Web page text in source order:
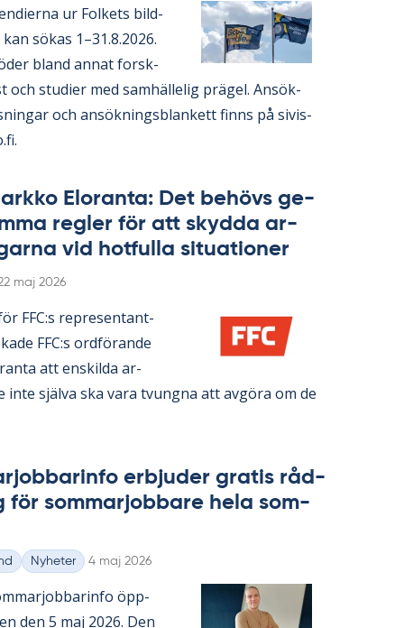
ur Fol­kets bild­
sö­kas 1–31.8.2026.
bland an­nat forsk­
och stu­di­er med sam­häl­le­lig prä­gel. An­sök­
och an­sök­nings­blan­kett fin­ns på si­vis­
Elo­ran­ta: Det be­hö­vs ge­
reg­ler för att skyd­da ar­
vid hot­ful­la si­tu­a­tio­ner
maj 2026
FFC:s re­pre­sen­tant­
FFC:s ord­fö­ran­de
att en­skil­da ar­
inte själva ska vara tvung­na att av­gö­ra om de
er­bju­der gra­tis råd­
för som­mar­job­ba­re hela som­
Nyheter Skriven
4 maj 2026
öpp­
den 5 maj 2026. Den